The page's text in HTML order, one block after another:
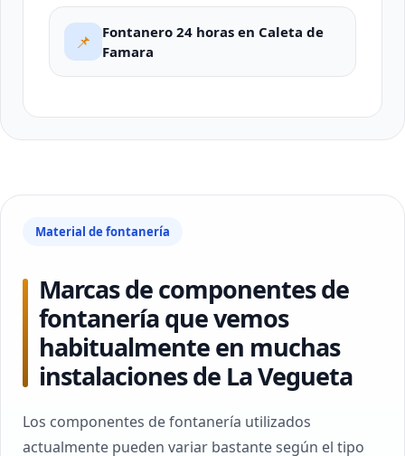
📌
Fontanero 24 horas en Caleta de
Famara
Material de fontanería
Marcas de componentes de
fontanería que vemos
habitualmente en muchas
instalaciones de La Vegueta
Los componentes de fontanería utilizados
actualmente pueden variar bastante según el tipo